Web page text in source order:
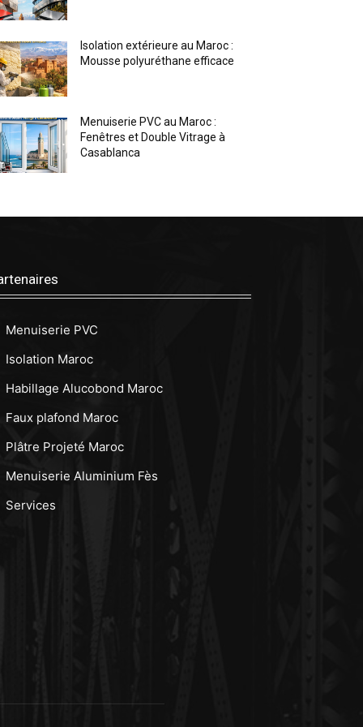
Isolation extérieure au Maroc :
Mousse polyuréthane efficace
Menuiserie PVC au Maroc :
Fenêtres et Double Vitrage à
Casablanca
Menuiserie PVC
Isolation Maroc
Habillage Alucobond Maroc
Faux plafond Maroc
Plâtre Projeté Maroc
Menuiserie Aluminium Fès
Services